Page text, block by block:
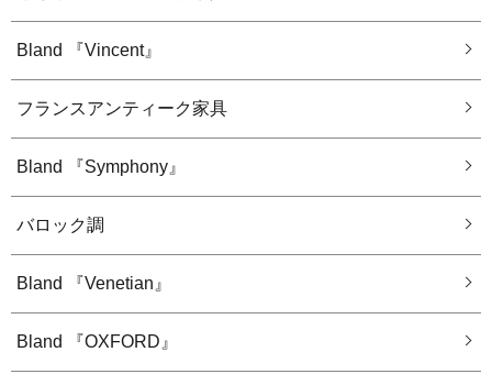
Bland 『Vincent』
フランスアンティーク家具
Bland 『Symphony』
バロック調
Bland 『Venetian』
Bland 『OXFORD』